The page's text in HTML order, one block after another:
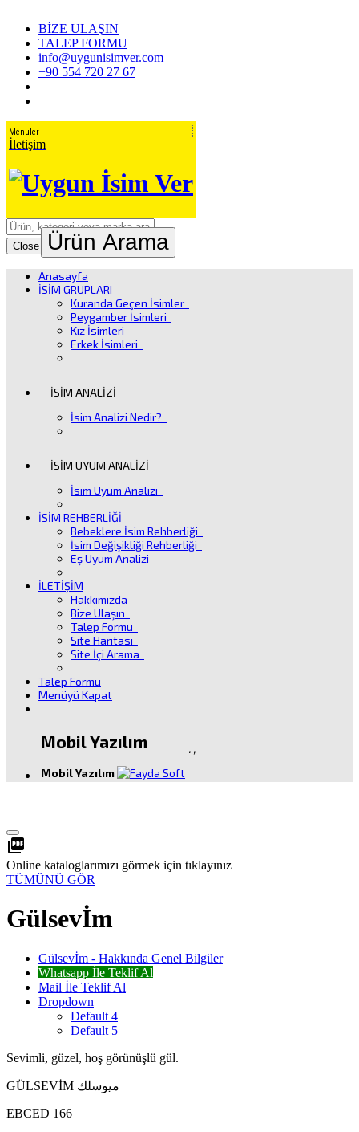
BİZE ULAŞIN
TALEP FORMU
info@uygunisimver.com
+90 554 720 27 67
Menuler
İletişim
Close Ürün Arama
Anasayfa
İSİM GRUPLARI
Kuranda Geçen İsimler
Peygamber İsimleri
Kız İsimleri
Erkek İsimleri
İSİM ANALİZİ
İsim Analizi Nedir?
İSİM UYUM ANALİZİ
İsim Uyum Analizi
İSİM REHBERLİĞİ
Bebeklere İsim Rehberliği
İsim Değişikliği Rehberliği
Eş Uyum Analizi
İLETİŞİM
Hakkımızda
Bize Ulaşın
Talep Formu
Site Haritası
Site İçi Arama
Talep Formu
Menüyü Kapat
Mobil Yazılım
Mobil Yazılım
. ,
picture_as_pdf
Online kataloglarımızı görmek için tıklayınız
TÜMÜNÜ GÖR
Gülsevİm
Gülsevİm - Hakkında Genel Bilgiler
Whatsapp İle Teklif Al
Mail İle Teklif Al
Dropdown
Default 4
Default 5
Sevimli, güzel, hoş görünüşlü gül.
GÜLSEVİM ميوسلك
EBCED 166